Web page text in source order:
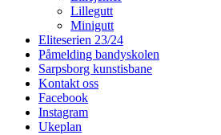
Lillegutt
Minigutt
Eliteserien 23/24
Påmelding bandyskolen
Sarpsborg kunstisbane
Kontakt oss
Facebook
Instagram
Ukeplan